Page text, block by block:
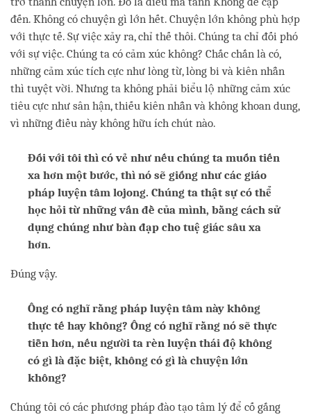
đến. Không có chuyện gì lớn hết. Chuyện lớn không phù hợp
với thực tế. Sự việc xảy ra, chỉ thế thôi. Chúng ta chỉ đối phó
với sự việc. Chúng ta có cảm xúc không? Chắc chắn là có,
những cảm xúc tích cực như lòng từ, lòng bi và kiên nhẫn
thì tuyệt vời. Nhưng ta không phải biểu lộ những cảm xúc
tiêu cực như sân hận, thiếu kiên nhẫn và không khoan dung,
vì những điều này không hữu ích chút nào.
Đối với tôi thì có vẻ như nếu chúng ta muốn tiến
xa hơn một bước, thì nó sẽ giống như các giáo
pháp luyện tâm lojong. Chúng ta thật sự có thể
học hỏi từ những vấn đề của mình, bằng cách sử
dụng chúng như bàn đạp cho tuệ giác sâu xa
hơn.
Đúng vậy.
Ông có nghĩ rằng pháp luyện tâm này không
thực tế hay không? Ông có nghĩ rằng nó sẽ thực
tiễn hơn, nếu người ta rèn luyện thái độ không
có gì là đặc biệt, không có gì là chuyện lớn
không?
Chúng tôi có các phương pháp đào tạo tâm lý để cố gắng